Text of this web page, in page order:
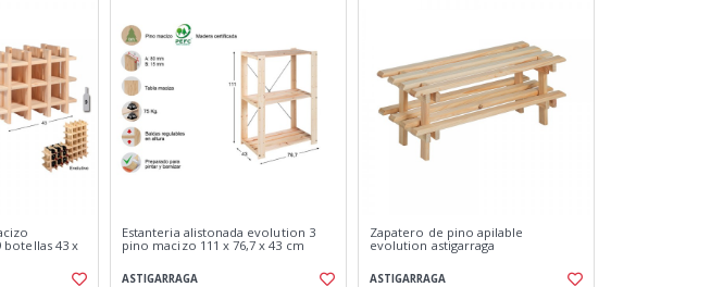
43 x
Estanteria alistonada evolution 3
pino macizo 111 x 76,7 x 43 cm
ASTIGARRAGA
Zapatero de pino apilable
evolution astigarraga
ASTIGARRAGA